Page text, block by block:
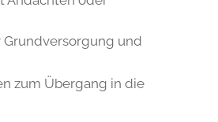
und
zum Übergang in die